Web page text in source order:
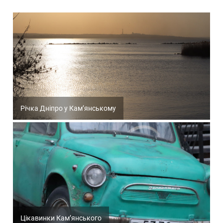
Річка Дніпро у Кам’янському
Цікавинки Кам’янського